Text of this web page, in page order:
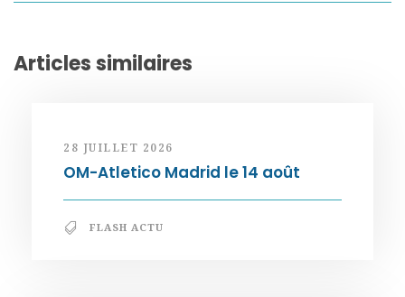
Articles similaires
28 JUILLET 2026
OM-Atletico Madrid le 14 août
FLASH ACTU